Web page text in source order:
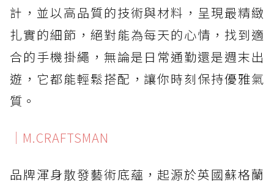
計，並以高品質的技術與材料，呈現最精緻
扎實的細節，絕對能為每天的心情，找到適
合的手機掛繩，無論是日常通勤還是週末出
遊，它都能輕鬆搭配，讓你時刻保持優雅氣
質。
｜M.CRAFTSMAN
品牌渾身散發藝術底蘊，起源於英國蘇格蘭